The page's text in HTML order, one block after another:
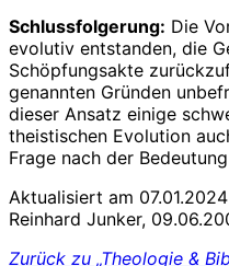
Schlussfolgerung: Die
evolutiv entstanden, die
Schöpfungsakte
genannten Gründen
dieser Ansatz einige
theistischen Evolution
Frage nach der
Aktualisiert am
Reinhard Junker,
Zurück zu „Theologie &